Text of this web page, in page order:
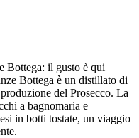
Bottega: il gusto è qui
Bottega è un distillato di
del Prosecco. La
a bagnomaria e
in botti tostate, un viaggio